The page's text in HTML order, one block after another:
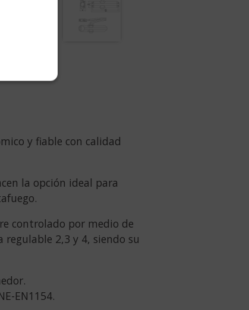
y fiable con calidad
la opción ideal para
controlado por medio de
2,3 y 4, siendo su
EN1154.